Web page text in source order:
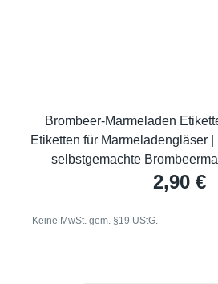
Brombeer-Marmeladen
Etiketten für Marmeladengläser
selbstgemachte
2,90 €
Keine MwSt. gem. §19 UStG.